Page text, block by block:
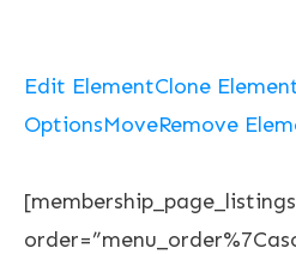
Edit ElementClone
OptionsMoveRemove